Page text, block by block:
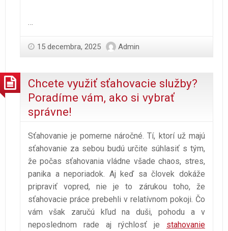
15 decembra, 2025 Admin
Chcete využiť sťahovacie služby?
Poradíme vám, ako si vybrať
správne!
Sťahovanie je pomerne náročné. Tí, ktorí už majú
sťahovanie za sebou budú určite súhlasiť s tým,
že počas sťahovania vládne všade chaos, stres,
panika a neporiadok. Aj keď sa človek dokáže
pripraviť vopred, nie je to zárukou toho, že
sťahovacie práce prebehli v relatívnom pokoji. Čo
vám však zaručú kľud na duši, pohodu a v
neposlednom rade aj rýchlosť je stahovanie